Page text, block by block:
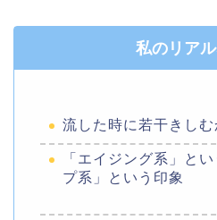
私のリア
流した時に若干きし
「エイジング系」と
プ系」という印象